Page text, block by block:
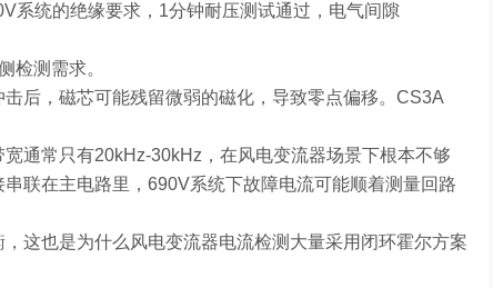
系统的绝缘要求，1分钟耐压测试通过，电气间隙
检测需求。
后，磁芯可能残留微弱的磁化，导致零点偏移。CS3A
通常只有20kHz-30kHz，在风电变流器场景下根本不够
联在主电路里，690V系统下故障电流可能顺着测量回路
这也是为什么风电变流器电流检测大量采用闭环霍尔方案